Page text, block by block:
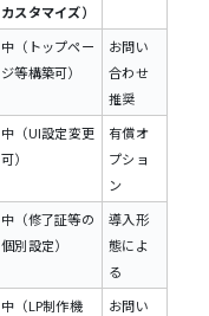
カスタマイズ）
中（トップペー
ジ等構築可）
お問い
合わせ
推奨
中（UI設定変更
可）
有償オ
プショ
ン
中（修了証等の
個別設定）
導入形
態によ
る
中（LP制作機
お問い